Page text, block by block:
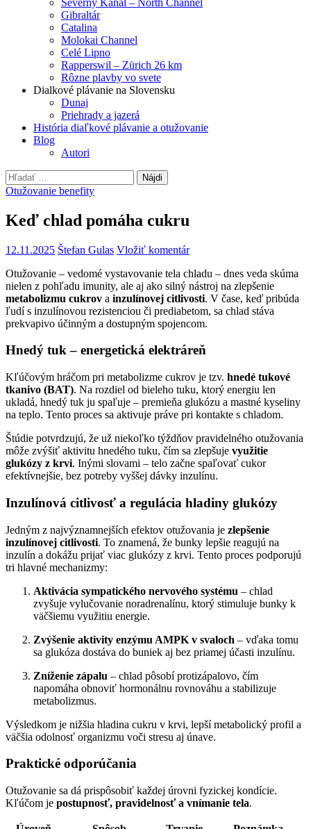
Gibraltár
Catalina
Molokai Channel
Celé Lipno
Rapperswil – Zürich 26 km
Rôzne plavby vo svete
Dialkové plávanie na Slovensku
Dunaj
Priehrady a jazerá
História diaľkové plávanie a otužovanie
Blog
Autori
Hľadať:
Otužovanie benefity
Keď chlad pomáha cukru
12.11.2025 Štefan Gulas Vložiť komentár
Otužovanie – vedomé vystavovanie tela chladu – dnes veda skúma
nielen z pohľadu imunity, ale aj ako silný nástroj na zlepšenie
metabolizmu cukrov a inzulínovej citlivosti. V čase, keď pribúda
ľudí s inzulínovou rezistenciou či prediabetom, sa chlad stáva
prekvapivo účinným a dostupným spojencom.
Hnedý tuk – energetická elektráreň
Kľúčovým hráčom pri metabolizme cukrov je tzv. hnedé tukové
tkanivo (BAT). Na rozdiel od bieleho tuku, ktorý energiu len
ukladá, hnedý tuk ju spaľuje – premieňa glukózu a mastné kyseliny
na teplo. Tento proces sa aktivuje práve pri kontakte s chladom.
Štúdie potvrdzujú, že už niekoľko týždňov pravidelného otužovania
môže zvýšiť aktivitu hnedého tuku, čím sa zlepšuje využitie
glukózy z krvi. Inými slovami – telo začne spaľovať cukor
efektívnejšie, bez potreby vyššej dávky inzulínu.
Inzulínová citlivosť a regulácia hladiny glukózy
Jedným z najvýznamnejších efektov otužovania je zlepšenie
inzulínovej citlivosti. To znamená, že bunky lepšie reagujú na
inzulín a dokážu prijať viac glukózy z krvi. Tento proces podporujú
tri hlavné mechanizmy:
Aktivácia sympatického nervového systému – chlad
zvyšuje vylučovanie noradrenalínu, ktorý stimuluje bunky k
väčšiemu využitiu energie.
Zvýšenie aktivity enzýmu AMPK v svaloch – vďaka tomu
sa glukóza dostáva do buniek aj bez priamej účasti inzulínu.
Zníženie zápalu – chlad pôsobí protizápalovo, čím
napomáha obnoviť hormonálnu rovnováhu a stabilizuje
metabolizmus.
Výsledkom je nižšia hladina cukru v krvi, lepší metabolický profil a
väčšia odolnosť organizmu voči stresu aj únave.
Praktické odporúčania
Otužovanie sa dá prispôsobiť každej úrovni fyzickej kondície.
Kľúčom je postupnosť, pravidelnosť a vnímanie tela.